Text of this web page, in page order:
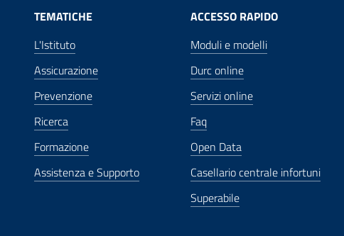
TEMATICHE
L'Istituto
Assicurazione
Prevenzione
Ricerca
Formazione
Assistenza e Supporto
ACCESSO RAPIDO
Moduli e modelli
Durc online
Servizi online
Faq
Open Data
Casellario centrale infortuni
Superabile